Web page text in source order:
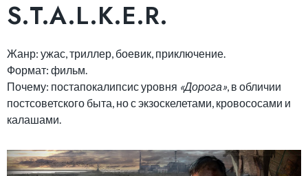
S.T.A.L.K.E.R.
Жанр: ужас, триллер, боевик, приключение.
Формат: фильм.
Почему: постапокалипсис уровня «Дорога», в обличии
постсоветского быта, но с экзоскелетами, кровососами и
калашами.